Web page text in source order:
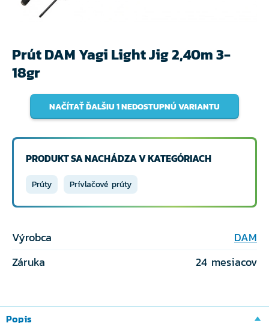
Prút DAM Yagi Light Jig 2,40m 3-
18gr
NAČÍTAŤ ĎALŠIU 1 NEDOSTUPNÚ VARIANTU
PRODUKT SA NACHÁDZA V KATEGÓRIACH
Prúty Prívlačové prúty
Výrobca
DAM
Záruka
24 mesiacov
Popis